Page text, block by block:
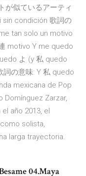
が似ているアーティ
sin condición 歌詞の
tan solo un motivo
motivo Y me quedo
よ (y 私 quedo
の意味: Y 私 quedo
mexicana de Pop
Domínguez Zarzar,
año 2013, el
solista,
larga trayectoria.
04.Maya